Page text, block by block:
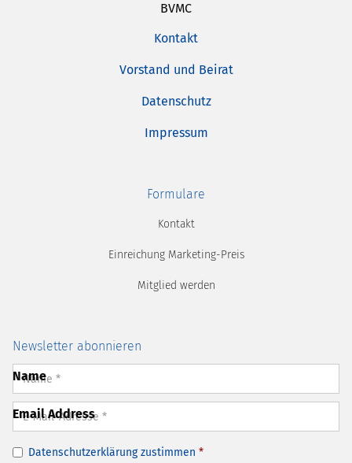
BVMC
Kontakt
Vorstand und Beirat
Datenschutz
Impressum
Formulare
Kontakt
Einreichung Marketing-Preis
Mitglied werden
Newsletter abonnieren
Name
Email Address
Datenschutzerklärungzustimmen *